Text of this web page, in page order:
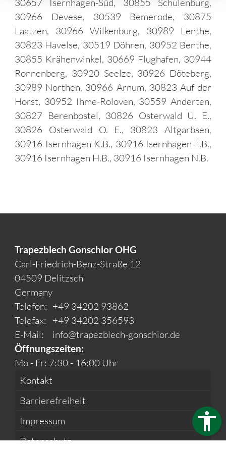
30966 Devese, 30539 Bemerode, 30875
Laatzen, 30966 Wilkenburg, 30989 Lenthe,
30823 Havelse, 30519 Döhren, 30952 Benthe,
30855 Krähenwinkel, 30669 Flughafen, 30944
Ronnenberg, 30920 Seelze, 30926 Döteberg,
30989 Northen, 30966 Arnum, 30823 Auf der
Horst, 30952 Ihme-Roloven, 30559 Anderten,
30827 Berenbostel, 30826 Osterwald U. E.,
30826 Osterwald O. E., 30823 Altgarbsen,
30916 Isernhagen K.B., 30916 Isernhagen F.B.,
30916 Isernhagen H.B., 30916 Isernhagen N.B.
Trapezblech Gonschior OHG
Carl-Friedrich-Benz-Straße 12
04509 Delitzsch
Germany
Telefon: +49 34202 93862
Telefax:
+49 34202 356593
E-Mail:
info@trapezblech-gonschior.de
Öffnungszeiten:
Mo - Fr: 7:30 - 16:00 Uhr
Kontakt
Barrierefreiheit
Impressum
Datenschutz